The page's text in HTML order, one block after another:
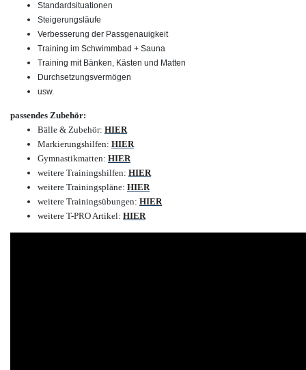
Standardsituationen
Steigerungsläufe
Verbesserung der Passgenauigkeit
Training im Schwimmbad + Sauna
Training mit Bänken, Kästen und Matten
Durchsetzungsvermögen
usw.
passendes Zubehör:
Bälle & Zubehör: HIER
Markierungshilfen: HIER
Gymnastikmatten: HIER
weitere Trainingshilfen: HIER
weitere Trainingspläne: HIER
weitere Trainingsübungen: HIER
weitere T-PRO Artikel: HIER